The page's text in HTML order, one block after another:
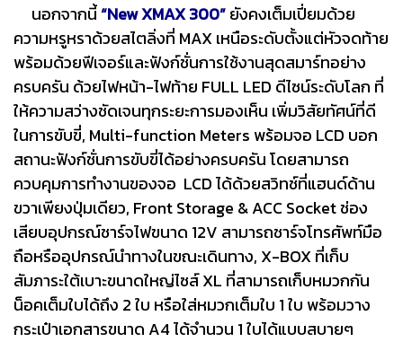
นอกจากนี้“New XMAX 300”ยังคงเต็มเปี่ยมด้วย
ความหรูหราด้วยสไตลิ่งที่ MAX เหนือระดับตั้งแต่หัวจดท้าย
พร้อมด้วยฟีเจอร์และฟังก์ชั่นการใช้งานสุดสมาร์ทอย่าง
ครบครัน ด้วยไฟหน้า-ไฟท้าย FULL LED ดีไซน์ระดับโลก ที่
ให้ความสว่างชัดเจนทุกระยะการมองเห็น เพิ่มวิสัยทัศน์ที่ดี
ในการขับขี่, Multi-function Meters พร้อมจอ LCD บอก
สถานะฟังก์ชั่นการขับขี่ได้อย่างครบครัน โดยสามารถ
ควบคุมการทำงานของจอ LCD ได้ด้วยสวิทช์ที่แฮนด์ด้าน
ขวาเพียงปุ่มเดียว, Front Storage & ACC Socket ช่อง
เสียบอุปกรณ์ชาร์จไฟขนาด 12V สามารถชาร์จโทรศัพท์มือ
ถือหรืออุปกรณ์นำทางในขณะเดินทาง, X-BOX ที่เก็บ
สัมภาระใต้เบาะขนาดใหญ่ไซส์ XL ที่สามารถเก็บหมวกกัน
น็อคเต็มใบได้ถึง 2 ใบ หรือใส่หมวกเต็มใบ 1 ใบ พร้อมวาง
กระเป๋าเอกสารขนาด A4 ได้จำนวน 1 ใบได้แบบสบายๆ